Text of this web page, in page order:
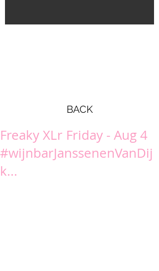
BACK
Freaky XLr Friday - Aug 4
#wijnbarJanssenenVanDij
k...